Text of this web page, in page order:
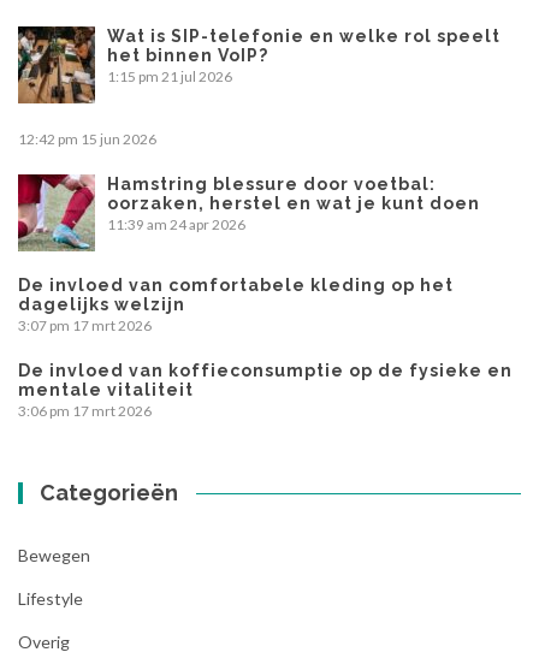
Wat is SIP-telefonie en welke rol speelt
het binnen VoIP?
1:15 pm 21 jul 2026
12:42 pm 15 jun 2026
Hamstring blessure door voetbal:
oorzaken, herstel en wat je kunt doen
11:39 am 24 apr 2026
De invloed van comfortabele kleding op het
dagelijks welzijn
3:07 pm 17 mrt 2026
De invloed van koffieconsumptie op de fysieke en
mentale vitaliteit
3:06 pm 17 mrt 2026
Categorieën
Bewegen
Lifestyle
Overig